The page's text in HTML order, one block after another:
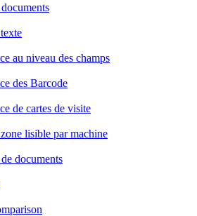
au niveau des champs
des Barcode
de cartes de visite
lisible par machine
documents